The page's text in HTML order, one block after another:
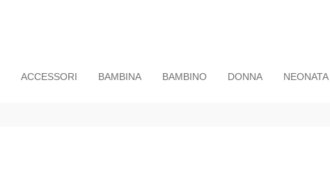
ACCESSORI BAMBINA BAMBINO DONNA NEONATA